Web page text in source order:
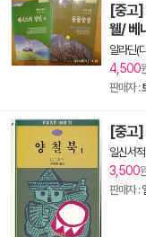
[중고]
웰/ 베
알라딘(
4,500
판매자 :
[중고]
일신서적
3,500
판매자 :